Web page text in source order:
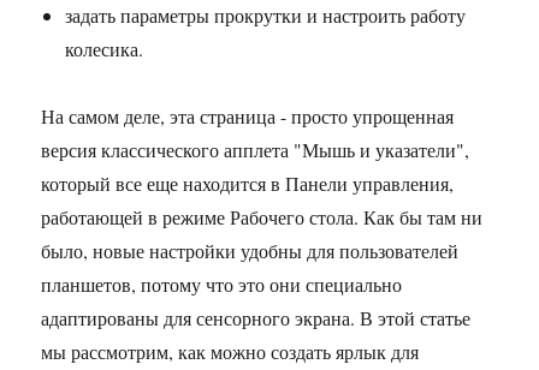
задать параметры прокрутки и настроить работу
колесика.
На самом деле, эта страница - просто упрощенная
версия классического апплета "Мышь и указатели",
который все еще находится в Панели управления,
работающей в режиме Рабочего стола. Как бы там ни
было, новые настройки удобны для пользователей
планшетов, потому что это они специально
адаптированы для сенсорного экрана. В этой статье
мы рассмотрим, как можно создать ярлык для